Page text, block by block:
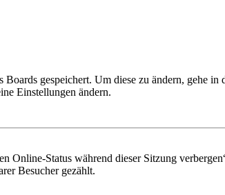
gespeichert. Um diese zu ändern, gehe
Einstellungen ändern.
Status während dieser Sitzung
Besucher gezählt.